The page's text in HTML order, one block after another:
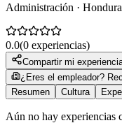
Administración ·
0.0(0 experiencias)
Compartir mi
¿Eres el empleador?
Resumen
Cultura
Aún no hay experiencias